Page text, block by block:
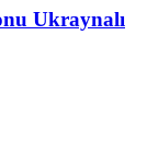
Ukraynalı